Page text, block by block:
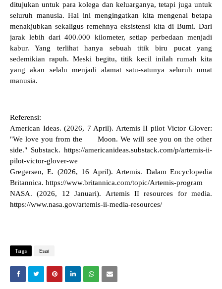
ditujukan untuk para kolega dan keluarganya, tetapi juga untuk
seluruh manusia. Hal ini mengingatkan kita mengenai betapa
menakjubkan sekaligus remehnya eksistensi kita di Bumi. Dari
jarak lebih dari 400.000 kilometer, setiap perbedaan menjadi
kabur. Yang terlihat hanya sebuah titik biru pucat yang
sedemikian rapuh. Meski begitu, titik kecil inilah rumah kita
yang akan selalu menjadi alamat satu-satunya seluruh umat
manusia.
Referensi:
American Ideas. (2026, 7 April). Artemis II pilot Victor Glover:
"We love you from the Moon. We will see you on the other
side." Substack. https://americanideas.substack.com/p/artemis-ii-
pilot-victor-glover-we
Gregersen, E. (2026, 16 April). Artemis. Dalam Encyclopedia
Britannica. https://www.britannica.com/topic/Artemis-program
NASA. (2026, 12 Januari). Artemis II resources for media.
https://www.nasa.gov/artemis-ii-media-resources/
Tags Esai